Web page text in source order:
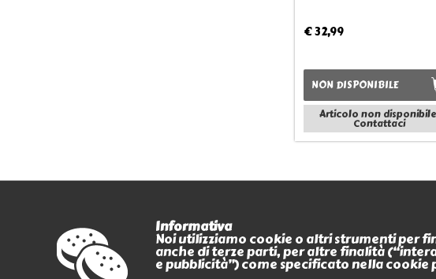
€ 32,99
NON DISPONIBILE
Articolo non
Contattaci
PAGAMENTI
L'Antro
P.iva
Informativa
Noi utilizziamo cookie o altri strumenti per
anche di terze parti, per altre finalità
e pubblicità”) come specificato nella cookie